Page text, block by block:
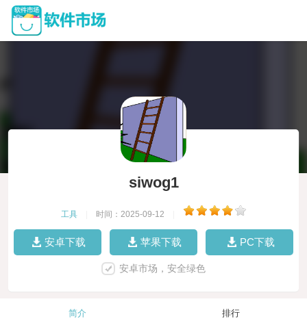
siwog1
工具 时间：2025-09-12
安卓下载 苹果下载 PC下载
安卓市场，安全绿色
简介 排行